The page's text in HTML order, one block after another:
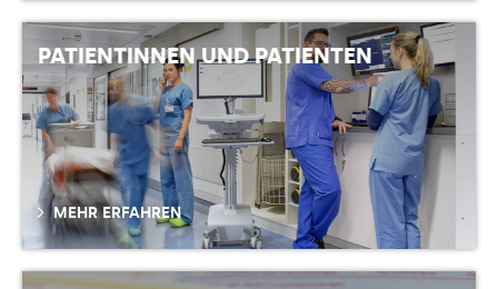
PATIENTINNEN UND PATIENTEN
MEHR ERFAHREN